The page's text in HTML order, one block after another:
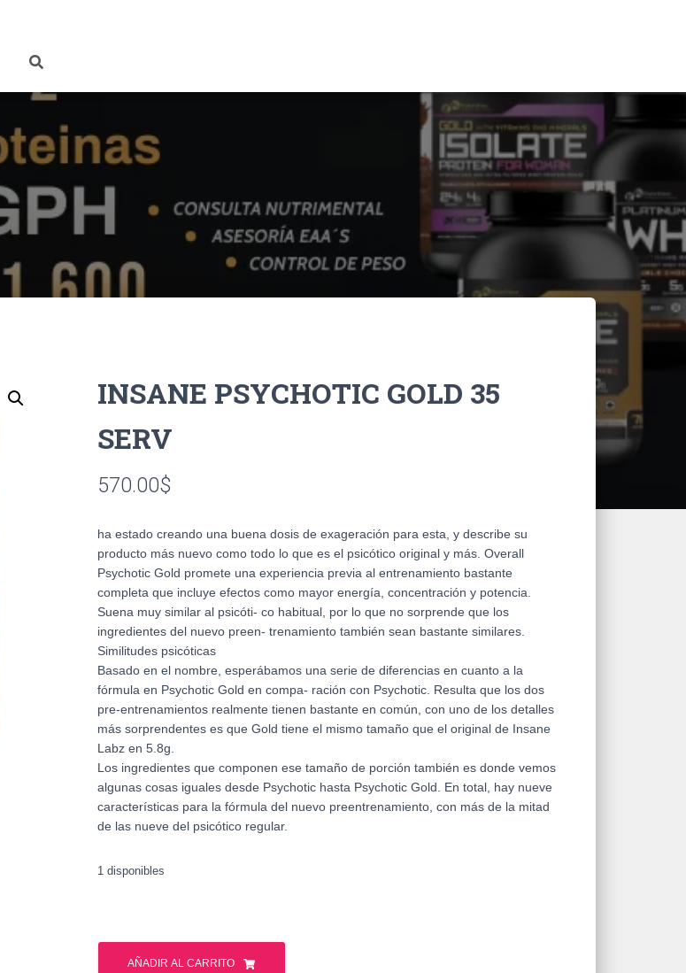
INSANE PSYCHOTIC GOLD 35
SERV
570.00$
ha estado creando una buena dosis de exageración para esta, y describe su
producto más nuevo como todo lo que es el psicótico original y más. Overall
Psychotic Gold promete una experiencia previa al entrenamiento bastante
completa que incluye efectos como mayor energía, concentración y potencia.
Suena muy similar al psicóti- co habitual, por lo que no sorprende que los
ingredientes del nuevo preen- trenamiento también sean bastante similares.
Similitudes psicóticas
Basado en el nombre, esperábamos una serie de diferencias en cuanto a la
fórmula en Psychotic Gold en compa- ración con Psychotic. Resulta que los dos
pre-entrenamientos realmente tienen bastante en común, con uno de los detalles
más sorprendentes es que Gold tiene el mismo tamaño que el original de Insane
Labz en 5.8g.
Los ingredientes que componen ese tamaño de porción también es donde vemos
algunas cosas iguales desde Psychotic hasta Psychotic Gold. En total, hay nueve
características para la fórmula del nuevo preentrenamiento, con más de la mitad
de las nueve del psicótico regular.
1 disponibles
INSANE
PSYCHOTIC
AÑADIR AL CARRITO